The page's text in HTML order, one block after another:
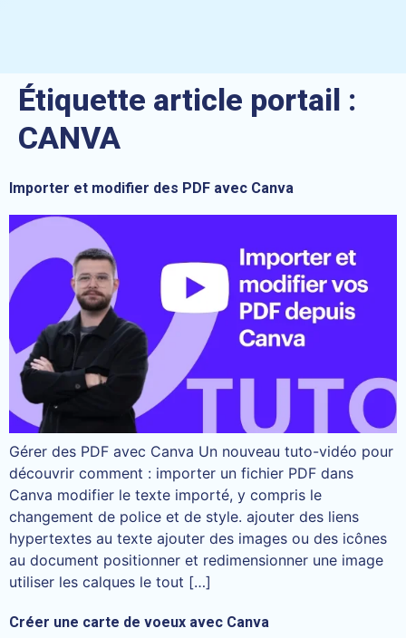
Étiquette article portail :
CANVA
Importer et modifier des PDF avec Canva
Gérer des PDF avec Canva Un nouveau tuto-vidéo pour
découvrir comment : importer un fichier PDF dans
Canva modifier le texte importé, y compris le
changement de police et de style. ajouter des liens
hypertextes au texte ajouter des images ou des icônes
au document positionner et redimensionner une image
utiliser les calques le tout […]
Créer une carte de voeux avec Canva